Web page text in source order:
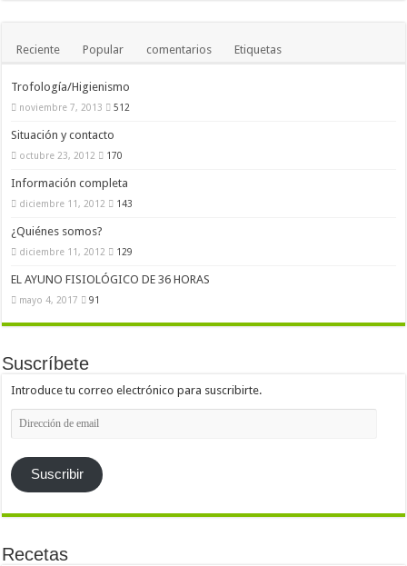
Reciente Popular comentarios Etiquetas
Trofología/Higienismo
noviembre 7, 2013 512
Situación y contacto
octubre 23, 2012 170
Información completa
diciembre 11, 2012 143
¿Quiénes somos?
diciembre 11, 2012 129
EL AYUNO FISIOLÓGICO DE 36 HORAS
mayo 4, 2017 91
Suscríbete
Introduce tu correo electrónico para suscribirte.
Dirección
de
email
Suscribir
Recetas